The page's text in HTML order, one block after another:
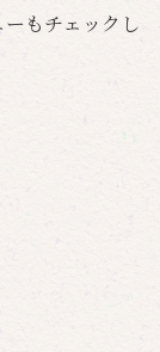
もチェックし